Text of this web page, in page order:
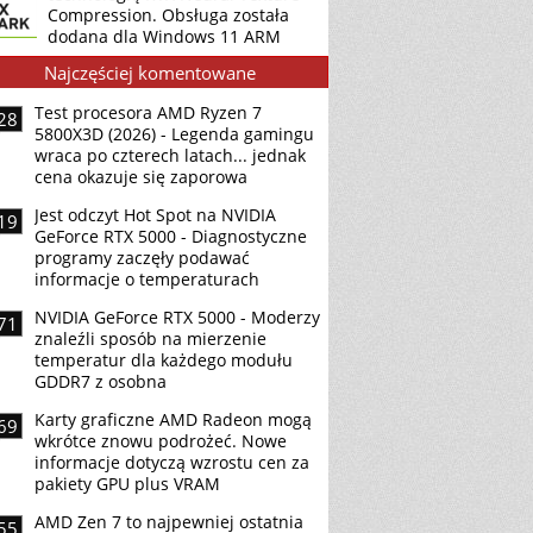
Compression. Obsługa została
dodana dla Windows 11 ARM
Najczęściej komentowane
Test procesora AMD Ryzen 7
5800X3D (2026) - Legenda gamingu
wraca po czterech latach... jednak
cena okazuje się zaporowa
Jest odczyt Hot Spot na NVIDIA
GeForce RTX 5000 - Diagnostyczne
programy zaczęły podawać
informacje o temperaturach
NVIDIA GeForce RTX 5000 - Moderzy
znaleźli sposób na mierzenie
temperatur dla każdego modułu
GDDR7 z osobna
Karty graficzne AMD Radeon mogą
wkrótce znowu podrożeć. Nowe
informacje dotyczą wzrostu cen za
pakiety GPU plus VRAM
AMD Zen 7 to najpewniej ostatnia